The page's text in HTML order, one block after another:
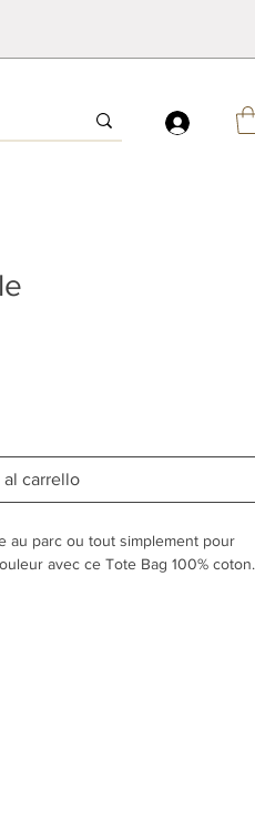
carrello
au parc ou tout simplement pour
avec ce Tote Bag 100% coton.